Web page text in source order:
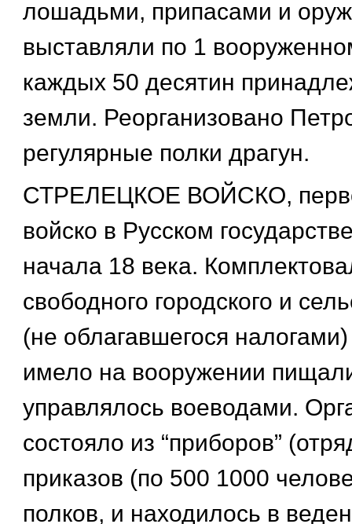
лошадьми, припасами и
выставляли по 1
каждых 50 десятин
земли. Реорганизовано
регулярные полки драгун.
СТРЕЛЕЦКОЕ ВОЙСКО,
войско в Русском
начала 18 века.
свободного городского и
(не облагавшегося
имело на вооружении
управлялось воеводами.
состояло из “приборов”
приказов (по 500 1000
полков, и находилось в